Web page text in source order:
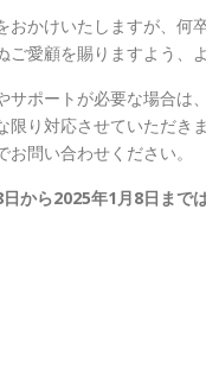
おかけいたしますが、何
ご愛顧を賜りますよう、
サポートが必要な場合は
限り対応させていただきま
問い合わせください。
から2025年1月8日まで